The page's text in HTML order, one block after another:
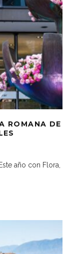
ROMANA DE
año con Flora,